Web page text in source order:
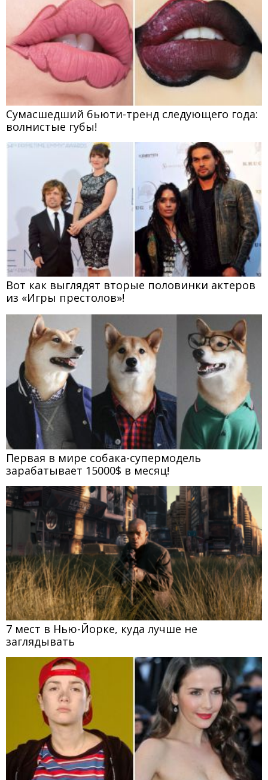
Сумасшедший бьюти-тренд следующего года:
волнистые губы!
Вот как выглядят вторые половинки актеров
из «Игры престолов»!
Первая в мире собака-супермодель
зарабатывает 15000$ в месяц!
7 мест в Нью-Йорке, куда лучше не
заглядывать